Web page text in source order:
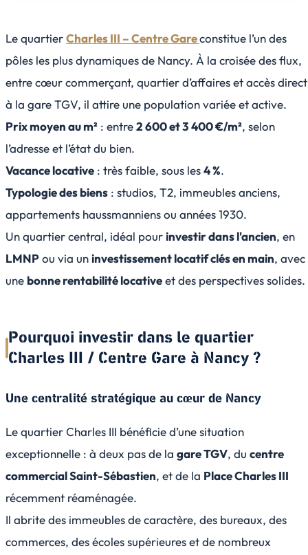
Le quartierCharles III – Centre Gareconstitue l’un des
pôles les plus dynamiques de Nancy. À la croisée des flux,
entre cœur commerçant, quartier d’affaires et accès direct
à la gare TGV, il attire une population variée et active.
Prix moyen au m² : entre2 600 et 3 400 €/m², selon
l’adresse et l’état du bien.
Vacance locative : très faible, sous les4 %.
Typologie des biens : studios, T2, immeubles anciens,
appartements haussmanniens ou années 1930.
Un quartier central, idéal pourinvestir dans l'ancien, en
LMNPou via uninvestissement locatif clés en main, avec
une bonne rentabilité locativeet des perspectives solides.
Pourquoi investir dans le quartier
Charles III / Centre Gare à Nancy ?
Une centralité stratégique au cœur de Nancy
Le quartier Charles III bénéficie d’une situation
exceptionnelle : à deux pas de la gare TGV, du centre
commercial Saint-Sébastien, et de la Place Charles III
récemment réaménagée.
Il abrite des immeubles de caractère, des bureaux, des
commerces, des écoles supérieures et de nombreux